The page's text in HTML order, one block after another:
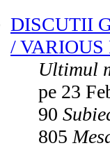
DISCUTII
/ VARIOUS
Ultimul
pe 23
90
805